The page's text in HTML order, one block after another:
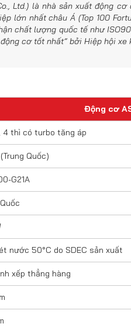
Ltd.) là nhà sản xuất động
lớn nhất châu Á (Top 100
chất lượng quốc tế như
cơ tốt nhất” bởi Hiệp hội xe
Động cơ
4 thì có turbo tăng áp
Quốc)
G21A
nước 50°C do SDEC sản xuất
xếp thẳng hàng